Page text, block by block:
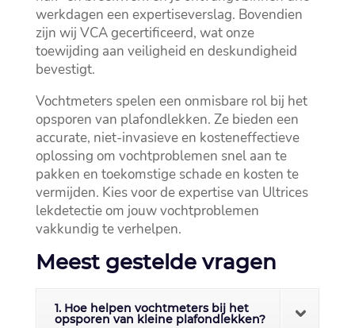
werkdagen een expertiseverslag.​ Bovendien
zijn wij VCA gecertificeerd, wat onze
toewijding aan veiligheid en deskundigheid
bevestigt.​
Vochtmeters spelen een onmisbare rol bij het
opsporen van plafondlekken.​ Ze bieden een
accurate, niet-invasieve en kosteneffectieve
oplossing om vochtproblemen snel aan te
pakken en toekomstige schade en kosten te
vermijden.​ Kies voor de expertise van Ultrices
lekdetectie om jouw vochtproblemen
vakkundig te verhelpen.​
Meest gestelde vragen
1. Hoe helpen vochtmeters bij het
opsporen van kleine plafondlekken?